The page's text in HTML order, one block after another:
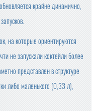
ТОРГОВЫХ СЕТ
ОБЩЕПИТА И ПР
ЗАРЕГИСТРИРОВАЛА
крайне динамично,
на которые ориентируются
не запускали коктейли более
представлен в структуре
либо маленького (0,33 л),